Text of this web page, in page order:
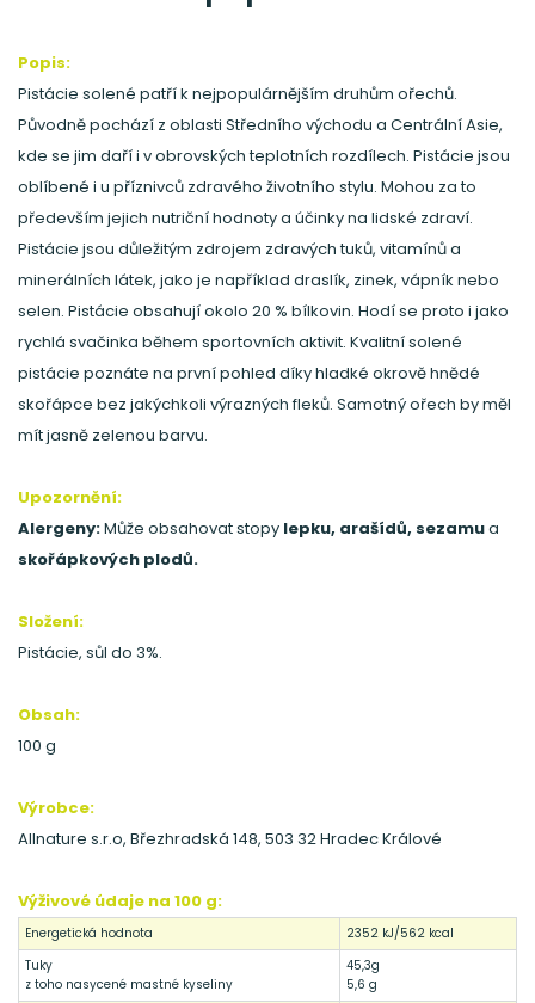
Popis:
Pistácie solené patří k nejpopulárnějším druhům ořechů.
Původně pochází z oblasti Středního východu a Centrální Asie,
kde se jim daří i v obrovských teplotních rozdílech. Pistácie jsou
oblíbené i u příznivců zdravého životního stylu. Mohou za to
především jejich nutriční hodnoty a účinky na lidské zdraví.
Pistácie jsou důležitým zdrojem zdravých tuků, vitamínů a
minerálních látek, jako je například draslík, zinek, vápník nebo
selen. Pistácie obsahují okolo 20 % bílkovin. Hodí se proto i jako
rychlá svačinka během sportovních aktivit. Kvalitní solené
pistácie poznáte na první pohled díky hladké okrově hnědé
skořápce bez jakýchkoli výrazných fleků. Samotný ořech by měl
mít jasně zelenou barvu.
Upozornění:
Alergeny:Může obsahovat stopy lepku, arašídů, sezamua
skořápkových plodů.
Složení:
Pistácie, sůl do 3%.
Obsah:
100 g
Výrobce:
Allnature s.r.o, Březhradská 148, 503 32 Hradec Králové
Výživové údaje na 100 g:
Energetická hodnota
2352 kJ/562 kcal
Tuky
z toho nasycené mastné kyseliny
45,3g
5,6 g